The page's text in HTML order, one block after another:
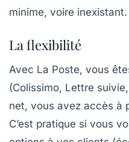
minime, voire inexistant.
La flexibilité
Avec La Poste, vous
(Colissimo, Lettre
net, vous avez accès à
C’est pratique si vous